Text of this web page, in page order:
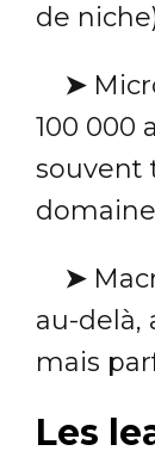
de
➤
100 000
souvent
➤
au-delà,
mais
Les